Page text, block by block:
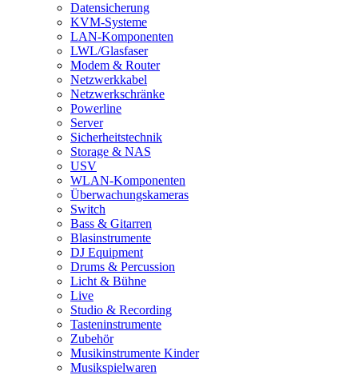
Datensicherung
KVM-Systeme
LAN-Komponenten
LWL/Glasfaser
Modem & Router
Netzwerkkabel
Netzwerkschränke
Powerline
Server
Sicherheitstechnik
Storage & NAS
USV
WLAN-Komponenten
Überwachungskameras
Switch
Bass & Gitarren
Blasinstrumente
DJ Equipment
Drums & Percussion
Licht & Bühne
Live
Studio & Recording
Tasteninstrumente
Zubehör
Musikinstrumente Kinder
Musikspielwaren